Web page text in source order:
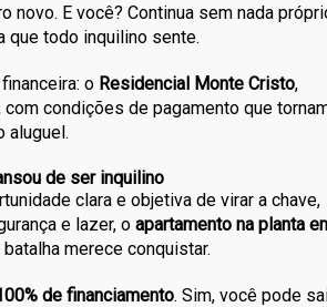
novo. E você? Continua sem nada
que todo inquilino sente.
o Residencial Monte Cristo,
com condições de pagamento que
aluguel.
de ser inquilino
clara e objetiva de virar a chave,
e lazer, o apartamento na planta
merece conquistar.
de financiamento. Sim, você pode